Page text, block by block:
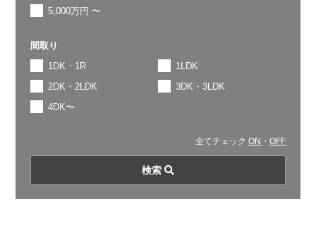
5,000万円 〜
間取り
1DK・1R
1LDK
2DK・2LDK
3DK・3LDK
4DK〜
全てチェックON ・OFF